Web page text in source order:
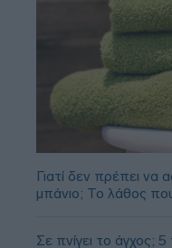
Γιατί δεν πρέπει να
μπάνιο; Το λάθος
Σε πνίγει το άγχος;